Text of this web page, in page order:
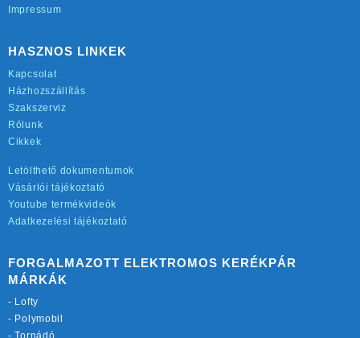
Impressum
HASZNOS LINKEK
Kapcsolat
Házhozszállítás
Szakszerviz
Rólunk
Cikkek
Letölthető dokumentumok
Vásárlói tájékoztató
Youtube termékvideók
Adatkezelési tájékoztató
FORGALMAZOTT ELEKTROMOS KERÉKPÁR
MÁRKÁK
- Lofty
- Polymobil
-Tornádó